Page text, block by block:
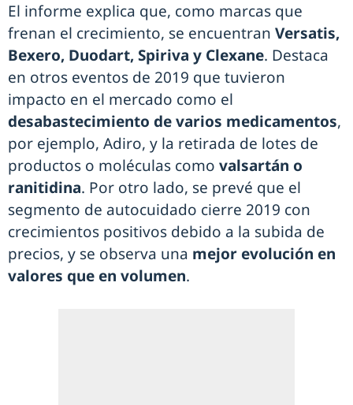
El informe explica que, como marcas que
frenan el crecimiento, se encuentran Versatis,
Bexero, Duodart, Spiriva y Clexane. Destaca
en otros eventos de 2019 que tuvieron
impacto en el mercado como el
desabastecimiento de varios medicamentos,
por ejemplo, Adiro, y la retirada de lotes de
productos o moléculas como valsartán o
ranitidina. Por otro lado, se prevé que el
segmento de autocuidado cierre 2019 con
crecimientos positivos debido a la subida de
precios, y se observa una mejor evolución en
valores que en volumen.